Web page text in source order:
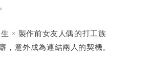
× 製作前女友人偶的打工族
意外成為連結兩人的契機。